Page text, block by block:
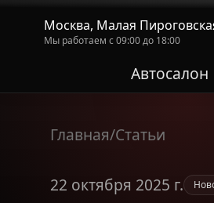
Москва, Малая
Мы работаем с 09:00 до 18:00
Автосалон
Главная/Статьи
22 октября 2025 г.